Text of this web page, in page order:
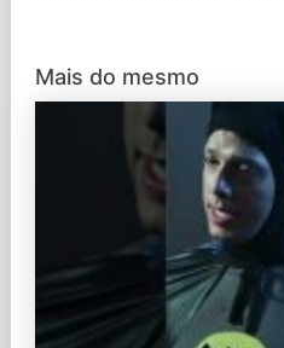
Mais do mesmo